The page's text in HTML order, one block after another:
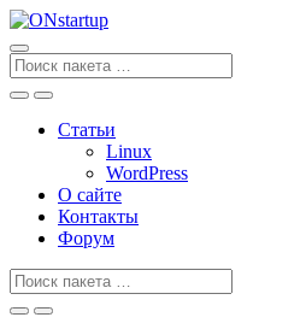
Перейти
к
содержанию
Поиск
для
Статьи
Linux
WordPress
О сайте
Контакты
Форум
Поиск